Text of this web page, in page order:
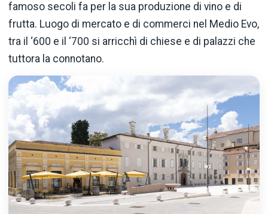
famoso secoli fa per la sua produzione di vino e di
frutta. Luogo di mercato e di commerci nel Medio Evo,
tra il ‘600 e il ‘700 si arricchì di chiese e di palazzi che
tuttora la connotano.